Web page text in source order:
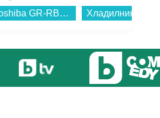
Хладилник с фризер Toshiba GR-RB449WE-PMJ(51) , 338 l, E , No Frost , Бял...